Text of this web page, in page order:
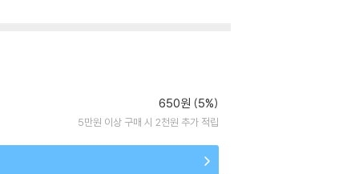
650원 (5%)
5만원 이상 구매 시 2천원 추가 적립